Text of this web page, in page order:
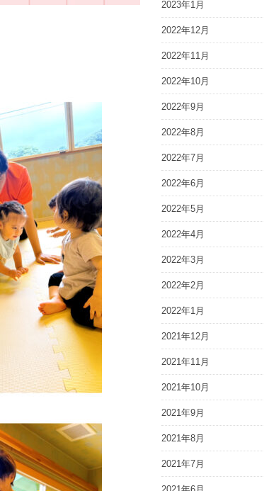
2023年1月
2022年12月
2022年11月
2022年10月
2022年9月
2022年8月
2022年7月
2022年6月
2022年5月
2022年4月
2022年3月
2022年2月
2022年1月
2021年12月
2021年11月
2021年10月
2021年9月
2021年8月
2021年7月